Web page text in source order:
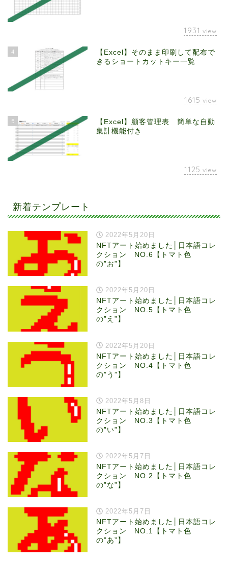
1931 view
4
【Excel】そのまま印刷して配布で
きるショートカットキー一覧
1615 view
5
【Excel】顧客管理表 簡単な自動
集計機能付き
1125 view
新着テンプレート
2022年5月20日
NFTアート始めました│日本語コレ
クション NO.6【トマト色
の”お”】
2022年5月20日
NFTアート始めました│日本語コレ
クション NO.5【トマト色
の”え”】
2022年5月20日
NFTアート始めました│日本語コレ
クション NO.4【トマト色
の”う”】
2022年5月8日
NFTアート始めました│日本語コレ
クション NO.3【トマト色
の”い”】
2022年5月7日
NFTアート始めました│日本語コレ
クション NO.2【トマト色
の”な”】
2022年5月7日
NFTアート始めました│日本語コレ
クション NO.1【トマト色
の”あ”】